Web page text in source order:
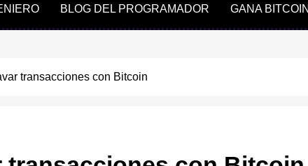
BLOG DEL PROGRAMADOR GANA
transacciones con Bitcoin